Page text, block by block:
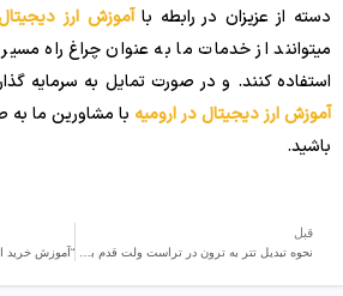
دسته از عزیزان در رابطه باآموزش ارز
میتوانند از خدمات ما به عنوان چراغ راه
استفاده کنند. و در صورت تمایل به سرمایه
آموزش ارز دیجیتال در ارومیه با مشاورین ما به
باشید.
قبل
نحوه تبدیل تتر به ترون در تراست ولت قدم به قدم تصویری